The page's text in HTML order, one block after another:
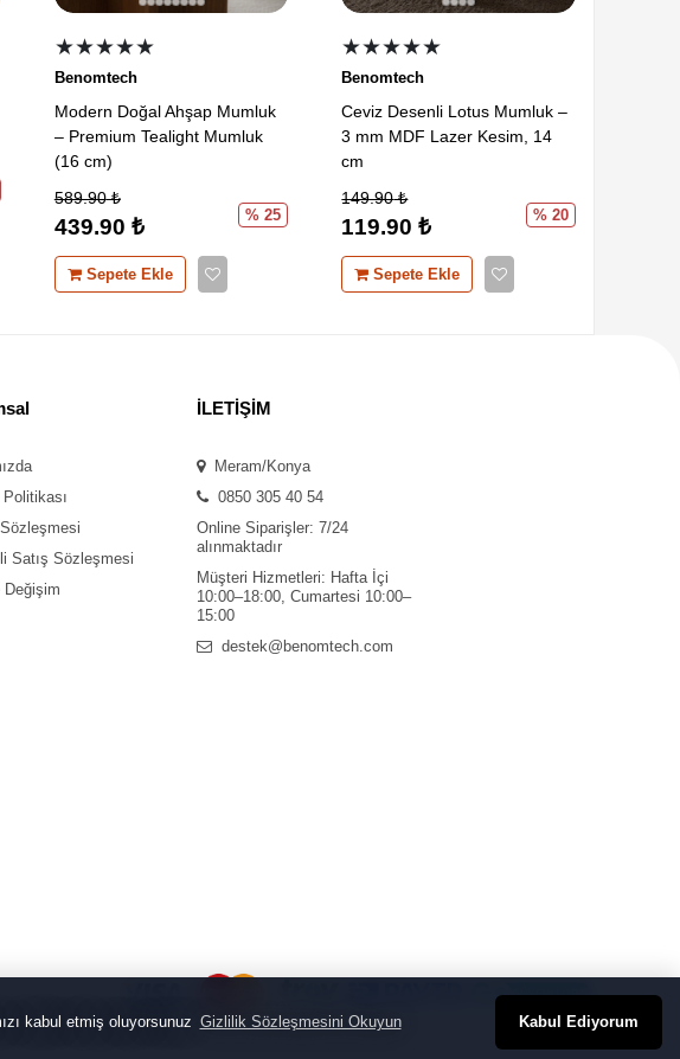
kabul etmiş oluyorsunuz Gizlilik Sözleşmesini Okuyun Kabul Ediyorum
★★★★★
Benomtech
Modern Doğal Ahşap Mumluk
– Premium Tealight Mumluk
(16 cm)
589.90₺
439.90 ₺ % 25
Sepete Ekle
★★★★★
Benomtech
Ceviz Desenli Lotus Mumluk –
3 mm MDF Lazer Kesim, 14
cm
149.90₺
119.90 ₺ % 20
Sepete Ekle
Satış Sözleşmesi
Değişim
İLETİŞİM
Meram/Konya
0850 305 40 54
Online Siparişler: 7/24
alınmaktadır
Müşteri Hizmetleri: Hafta İçi
10:00–18:00, Cumartesi 10:00–
15:00
destek@benomtech.com